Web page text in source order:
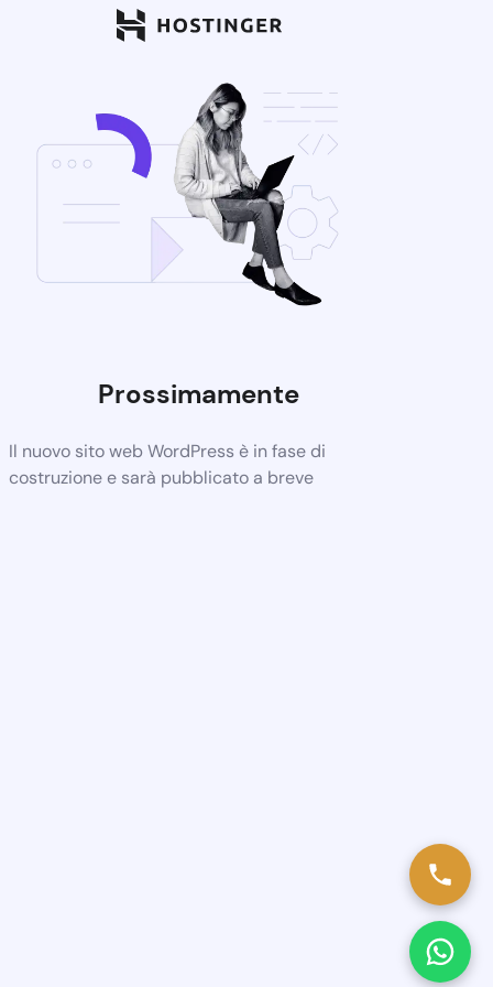
Prossimamente
Il nuovo sito web WordPress è in fase di
costruzione e sarà pubblicato a breve